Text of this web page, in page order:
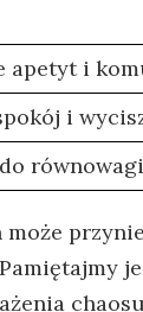
apetyt i
i